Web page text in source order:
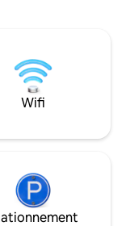
d'un coin repas,
salle de bain
également accès
de remise en
Wifi